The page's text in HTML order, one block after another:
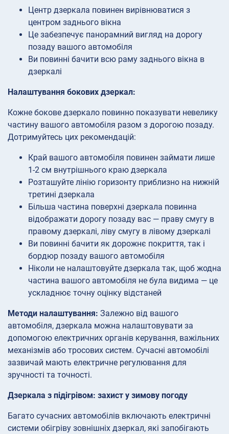
Центр дзеркала повинен вирівнюватися з
центром заднього вікна
Це забезпечує панорамний вигляд на дорогу
позаду вашого автомобіля
Ви повинні бачити всю раму заднього вікна в
дзеркалі
Налаштування бокових дзеркал:
Кожне бокове дзеркало повинно показувати невелику
частину вашого автомобіля разом з дорогою позаду.
Дотримуйтесь цих рекомендацій:
Край вашого автомобіля повинен займати лише
1-2 см внутрішнього краю дзеркала
Розташуйте лінію горизонту приблизно на нижній
третині дзеркала
Більша частина поверхні дзеркала повинна
відображати дорогу позаду вас — праву смугу в
правому дзеркалі, ліву смугу в лівому дзеркалі
Ви повинні бачити як дорожнє покриття, так і
бордюр позаду вашого автомобіля
Ніколи не налаштовуйте дзеркала так, щоб жодна
частина вашого автомобіля не була видима — це
ускладнює точну оцінку відстаней
Методи налаштування: Залежно від вашого
автомобіля, дзеркала можна налаштовувати за
допомогою електричних органів керування, важільних
механізмів або тросових систем. Сучасні автомобілі
зазвичай мають електричне регулювання для
зручності та точності.
Дзеркала з підігрівом: захист у зимову погоду
Багато сучасних автомобілів включають електричні
системи обігріву зовнішніх дзеркал, які запобігають